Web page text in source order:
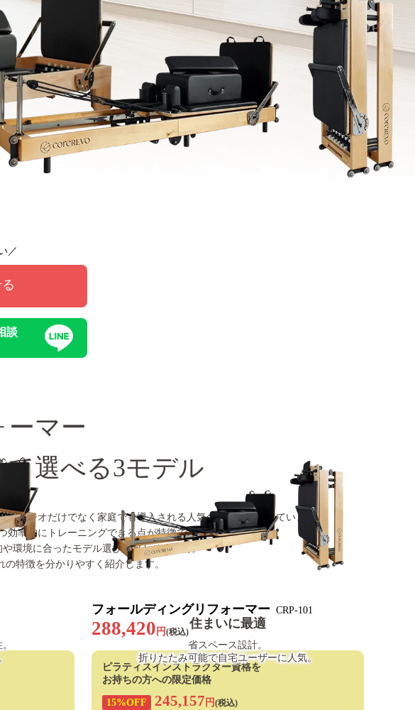
／
談
ーマー
て選べる3モデル
スタジオだけでなく家庭でも導入される人気のマシンとなっています。
効率的にトレーニングできる点が特徴です。
環境に合ったモデル選びが欠かせません。
特徴を分かりやすく紹介します。
住まいに最適
省スペース設計。
折りたたみ可能で自宅ユーザーに人気。
フォールディングリフォーマー CRP-101
288,420 円(税込)
ピラティスインストラクター資格を
お持ちの方への限定価格
15%OFF 245,157 円(税込)